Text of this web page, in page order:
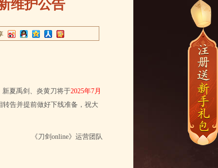
维护公告
夏禹剑、炎黄刀将于2025年7月
告并提前做好下线准备，祝大
《刀剑online》运营团队